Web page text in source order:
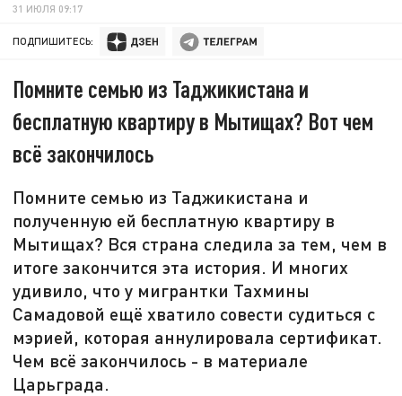
31 ИЮЛЯ 09:17
ПОДПИШИТЕСЬ:
Помните семью из Таджикистана и
бесплатную квартиру в Мытищах? Вот чем
всё закончилось
Помните семью из Таджикистана и
полученную ей бесплатную квартиру в
Мытищах? Вся страна следила за тем, чем в
итоге закончится эта история. И многих
удивило, что у мигрантки Тахмины
Самадовой ещё хватило совести судиться с
мэрией, которая аннулировала сертификат.
Чем всё закончилось - в материале
Царьграда.